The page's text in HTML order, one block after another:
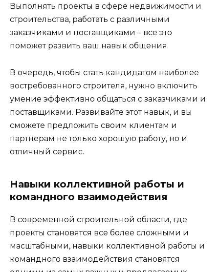
Выполнять проекты в сфере недвижимости и
строительства, работать с различными
заказчиками и поставщиками – все это
поможет развить ваш навык общения.
В очередь, чтобы стать кандидатом наиболее
востребованного строителя, нужно включить
умение эффективно общаться с заказчиками и
поставщиками. Развивайте этот навык, и вы
сможете предложить своим клиентам и
партнерам не только хорошую работу, но и
отличный сервис.
Навыки коллективной работы и
командного взаимодействия
В современной строительной области, где
проекты становятся все более сложными и
масштабными, навыки коллективной работы и
командного взаимодействия становятся